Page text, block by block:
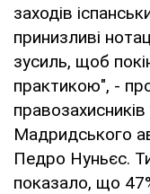
заходів
принизливі
зусиль, щоб
практикою", -
Мадридського
Педро Нуньєс.
показало, що